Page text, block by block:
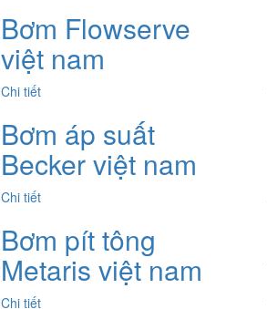
Bơm Flowserve
việt nam
Chi tiết
Bơm áp suất
Becker việt nam
Chi tiết
Bơm pít tông
Metaris việt nam
Chi tiết